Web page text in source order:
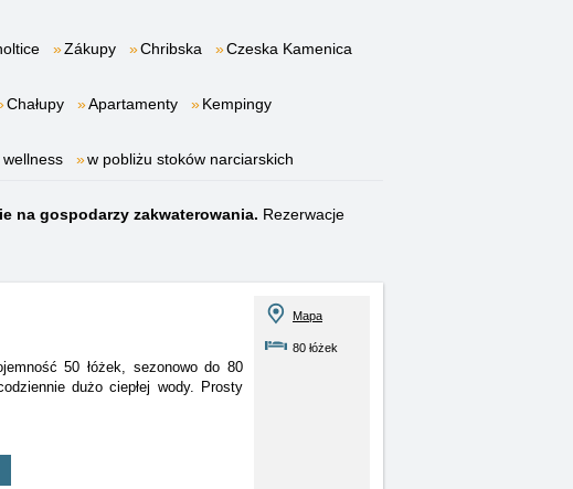
Zákupy Chribska
Czeska Kamenica
Chałupy Apartamenty
Kempingy
wellness w pobliżu stoków narciarskich
na gospodarzy zakwaterowania. Rezerwacje
50 łóżek, sezonowo do 80
dużo ciepłej wody. Prosty
Mapa
80 łóżek